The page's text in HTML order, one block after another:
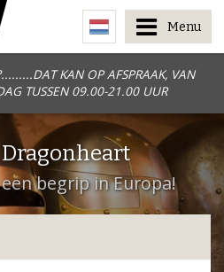
KAN OP AFSPRAAK, VAN
TUSSEN 09.00-21.00 UUR
Menu
begrip in Europa!